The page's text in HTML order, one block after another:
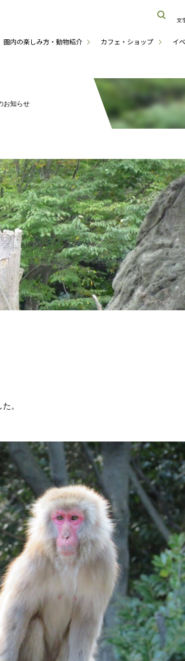
園内の楽しみ方・動物紹介 カフェ・ショップ イ
文
お知らせ
。